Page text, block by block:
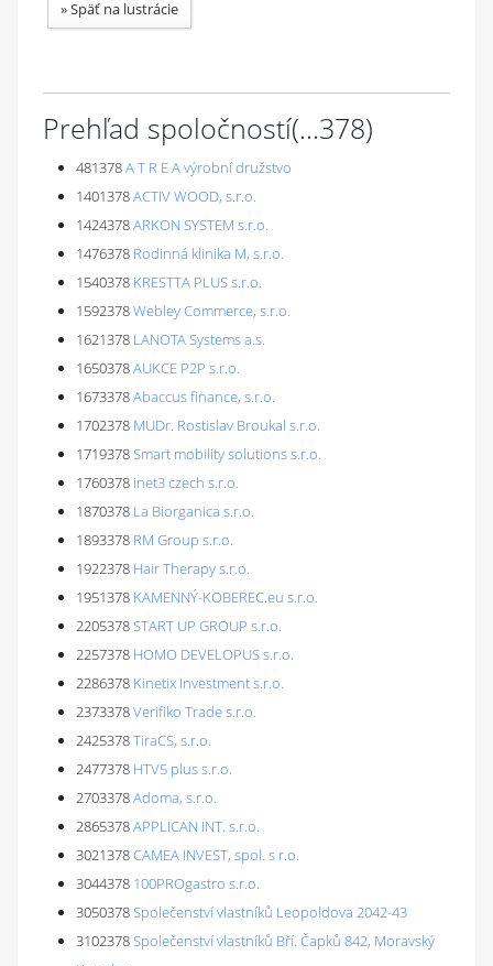
»Späť na lustrácie
Prehľad spoločností(...378)
481378A T R E A výrobní družstvo
1401378ACTIV WOOD, s.r.o.
1424378ARKON SYSTEM s.r.o.
1476378 Rodinná klinika M, s.r.o.
1540378 KRESTTA PLUS s.r.o.
1592378Webley Commerce, s.r.o.
1621378 LANOTA Systems a.s.
1650378AUKCE P2P s.r.o.
1673378Abaccus finance, s.r.o.
1702378 MUDr. Rostislav Broukal s.r.o.
1719378Smart mobility solutions s.r.o.
1760378 inet3 czech s.r.o.
1870378 La Biorganica s.r.o.
1893378 RM Group s.r.o.
1922378 Hair Therapy s.r.o.
1951378 KAMENNÝ-KOBEREC.eu s.r.o.
2205378START UP GROUP s.r.o.
2257378 HOMO DEVELOPUS s.r.o.
2286378 Kinetix Investment s.r.o.
2373378Verifiko Trade s.r.o.
2425378TiraCS, s.r.o.
2477378 HTV5 plus s.r.o.
2703378Adoma, s.r.o.
2865378APPLICAN INT. s.r.o.
3021378CAMEA INVEST, spol. s r.o.
3044378 100PROgastro s.r.o.
3050378Společenství vlastníků Leopoldova 2042-43
3102378Společenství vlastníků Bří. Čapků 842, Moravský